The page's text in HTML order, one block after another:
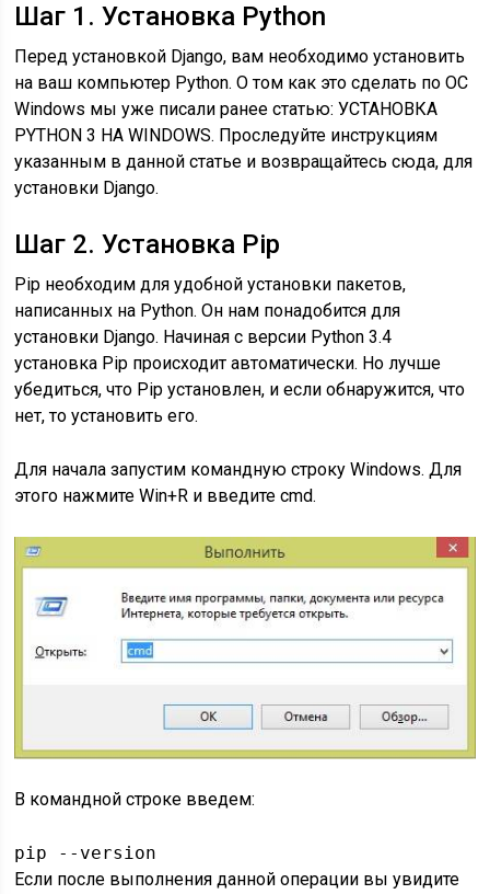
Шаг 1. Установка Python
Перед установкой Django, вам необходимо установить
на ваш компьютер Python. О том как это сделать по ОС
Windows мы уже писали ранее статью: УСТАНОВКА
PYTHON 3 НА WINDOWS. Проследуйте инструкциям
указанным в данной статье и возвращайтесь сюда, для
установки Django.
Шаг 2. Установка Pip
Pip необходим для удобной установки пакетов,
написанных на Python. Он нам понадобится для
установки Django. Начиная с версии Python 3.4
установка Pip происходит автоматически. Но лучше
убедиться, что Pip установлен, и если обнаружится, что
нет, то установить его.
Для начала запустим командную строку Windows. Для
этого нажмите Win+R и введите cmd.
В командной строке введем:
pip --version
Если после выполнения данной операции вы увидите